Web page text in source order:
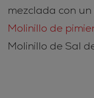
mezclada con
Molinillo de
Molinillo de Sal